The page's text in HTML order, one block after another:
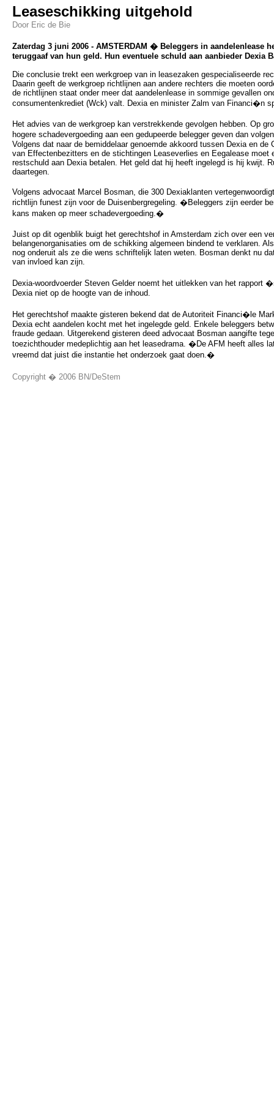
Leaseschikking uitgehold
Door Eric de Bie
Zaterdag 3 juni 2006 - AMSTERDAM � Beleggers in aandelenlease
teruggaaf van hun geld. Hun eventuele schuld aan aanbieder Dexia
Die conclusie trekt een werkgroep van in leasezaken gespecialiseerde
Daarin geeft de werkgroep richtlijnen aan andere rechters die moeten
de richtlijnen staat onder meer dat aandelenlease in sommige gevallen
consumentenkrediet (Wck) valt. Dexia en minister Zalm van Financi�n
Het advies van de werkgroep kan verstrekkende gevolgen hebben. Op
hogere schadevergoeding aan een gedupeerde belegger geven dan
Volgens dat naar de bemiddelaar genoemde akkoord tussen Dexia en de
van Effectenbezitters en de stichtingen Leaseverlies en Eegalease moet
restschuld aan Dexia betalen. Het geld dat hij heeft ingelegd is hij kwijt.
daartegen.
Volgens advocaat Marcel Bosman, die 300 Dexiaklanten
richtlijn funest zijn voor de Duisenbergregeling. �Beleggers zijn eerder
kans maken op meer schadevergoeding.�
Juist op dit ogenblik buigt het gerechtshof in Amsterdam zich over een
belangenorganisaties om de schikking algemeen bindend te verklaren.
nog onderuit als ze die wens schriftelijk laten weten. Bosman denkt nu
van invloed kan zijn.
Dexia-woordvoerder Steven Gelder noemt het uitlekken van het rapport
Dexia niet op de hoogte van de inhoud.
Het gerechtshof maakte gisteren bekend dat de Autoriteit Financi�le
Dexia echt aandelen kocht met het ingelegde geld. Enkele beleggers
fraude gedaan. Uitgerekend gisteren deed advocaat Bosman aangifte
toezichthouder medeplichtig aan het leasedrama. �De AFM heeft alles
vreemd dat juist die instantie het onderzoek gaat doen.�
Copyright � 2006 BN/DeStem